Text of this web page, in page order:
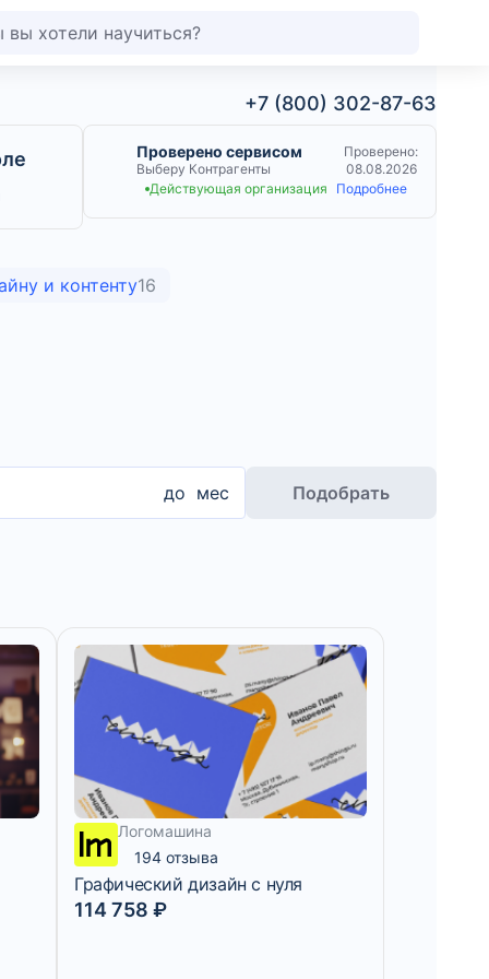
+7 (800) 302-87-63
Проверено сервисом
Выберу Контрагенты
Проверено:
08.08.2026
Действующая организация
Подробнее
и контенту16
до мес Подобрать
Логомашина
194 отзыва
Графический дизайн с нуля
114 758 ₽